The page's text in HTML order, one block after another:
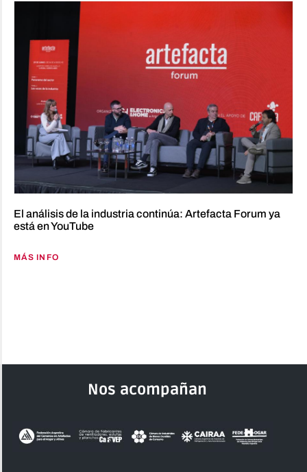
El análisis de la industria continúa: Artefacta Forum ya
está en YouTube
MÁS INFO
Nos acompañan